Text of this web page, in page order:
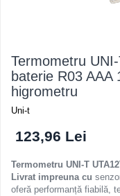
Termometru
baterie R03 AAA
higrometru
Uni-t
123,96 Lei
Termometru UNI-T
Livrat impreuna cu
oferă performanță fiabilă,